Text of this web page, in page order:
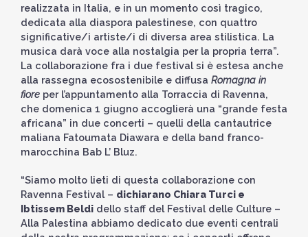
realizzata in Italia, e in un momento così tragico,
dedicata alla diaspora palestinese, con quattro
significative/i artiste/i di diversa area stilistica. La
musica darà voce alla nostalgia per la propria terra”.
La collaborazione fra i due festival si è estesa anche
alla rassegna ecosostenibile e diffusa Romagna in
fiore per l’appuntamento alla Torraccia di Ravenna,
che domenica 1 giugno accoglierà una “grande festa
africana” in due concerti – quelli della cantautrice
maliana Fatoumata Diawara e della band franco-
marocchina Bab L’ Bluz.
“Siamo molto lieti di questa collaborazione con
Ravenna Festival – dichiarano Chiara Turci e
Ibtissem Beldi dello staff del Festival delle Culture –
Alla Palestina abbiamo dedicato due eventi centrali